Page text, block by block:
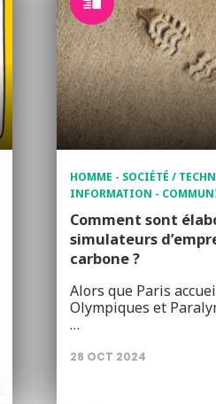
HOMME - SOCIÉTÉ /
INFORMATION -
Comment sont
simulateurs
carbone ?
Alors que Paris
Olympiques et
…
28 OCT 2024